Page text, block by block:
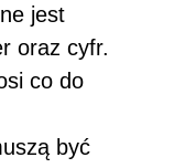
jest
oraz cyfr.
co do
być